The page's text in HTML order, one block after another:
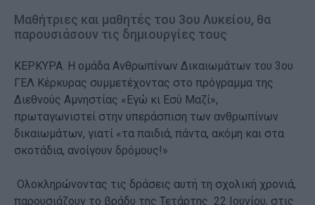
Μαθήτριες και μαθητές του 3ου Λυκείου, θα
παρουσιάσουν τις δημιουργίες τους
ΚΕΡΚΥΡΑ. Η ομάδα Ανθρωπίνων Δικαιωμάτων του 3ου
ΓΕΛ Κέρκυρας συμμετέχοντας στο πρόγραμμα της
Διεθνούς Αμνηστίας «Εγώ κι Εσύ Μαζί»,
πρωταγωνιστεί στην υπεράσπιση των ανθρωπίνων
δικαιωμάτων, γιατί «τα παιδιά, πάντα, ακόμη και στα
σκοτάδια, ανοίγουν δρόμους!»
Ολοκληρώνοντας τις δράσεις αυτή τη σχολική χρονιά,
παρουσιάζουν το βράδυ της Τετάρτης 22 Ιουνίου, στις